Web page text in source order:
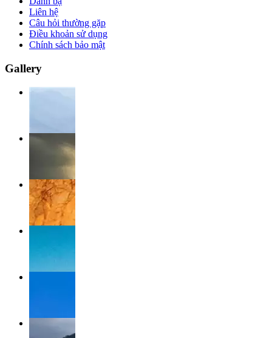
Liên hệ
Câu hỏi thường gặp
Điều khoản sử dụng
Chính sách bảo mật
Gallery